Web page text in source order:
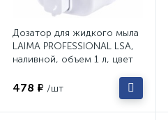
Дозатор для жидкого мыла
LAIMA PROFESSIONAL LSA,
наливной, объем 1 л, цвет
478 ₽ /шт